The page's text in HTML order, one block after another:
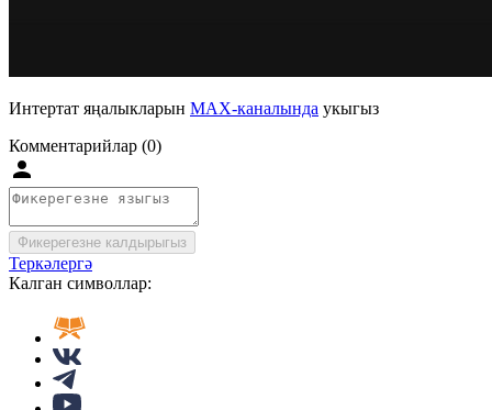
Интертат яңалыкларын MAX-каналында укыгыз
Комментарийлар (0)
Фикерегезне калдырыгыз
Теркәлергә
Калган символлар: